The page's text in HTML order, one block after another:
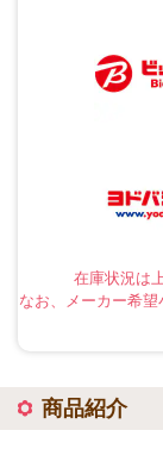
在庫状況は
なお、メーカー希望
商品紹介